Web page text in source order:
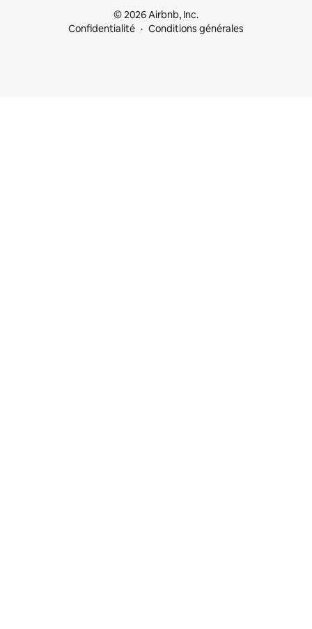
© 2026 Airbnb, Inc.
Confidentialité
Conditions générales